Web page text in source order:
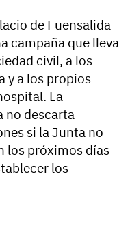
de Fuensalida
campaña que lleva
civil, a los
y a los propios
La
no descarta
si la Junta no
los próximos días
los